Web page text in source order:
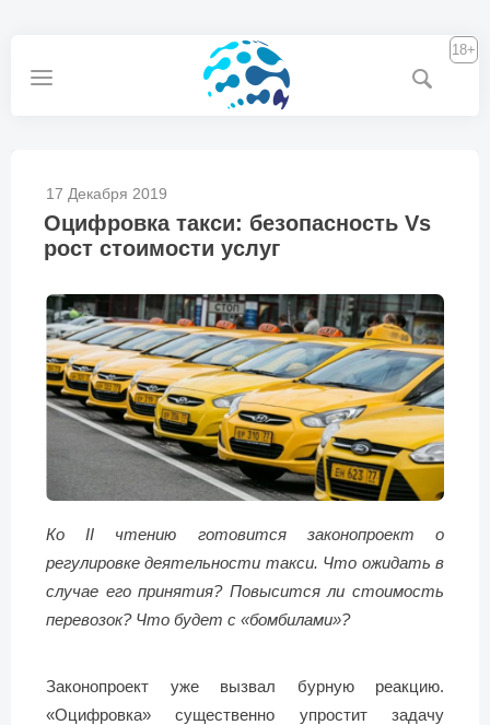
18+
17 Декабря 2019
Оцифровка такси: безопасность Vs
рост стоимости услуг
Ко II чтению готовится законопроект о
регулировке деятельности такси. Что ожидать в
случае его принятия? Повысится ли стоимость
перевозок? Что будет с «бомбилами»?
Законопроект уже вызвал бурную реакцию.
«Оцифровка» существенно упростит задачу